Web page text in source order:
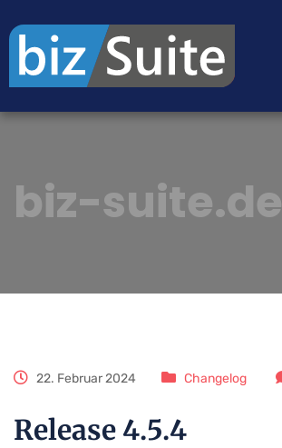
biz-suite.de
22. Februar 2024 Changelog
Release 4.5.4